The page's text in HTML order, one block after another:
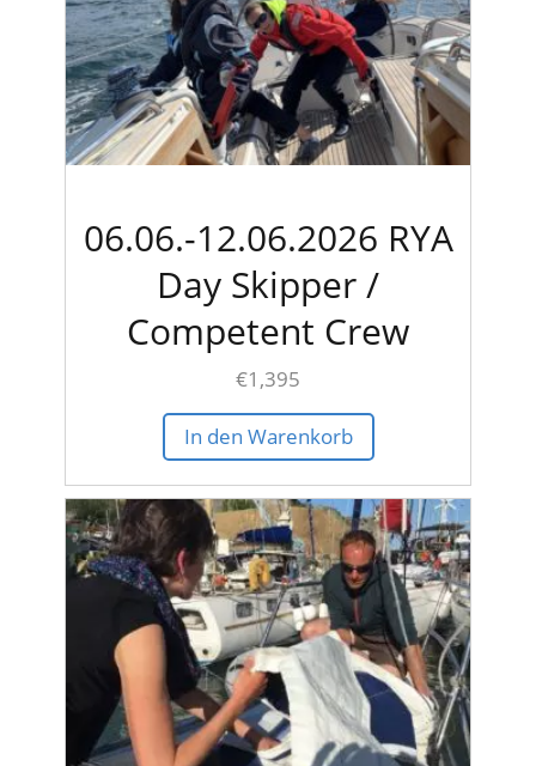
06.06.-12.06.2026 RYA
Day Skipper /
Competent Crew
€1,395
In den Warenkorb